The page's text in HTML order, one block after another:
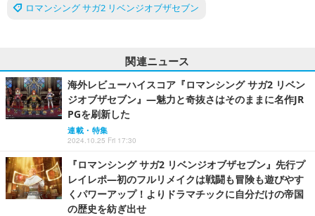
ロマンシング サガ2 リベンジオブザセブン
関連ニュース
海外レビューハイスコア『ロマンシング サガ2 リベン
ジオブザセブン』―魅力と奇抜さはそのままに名作JR
PGを刷新した
連載・特集
2024.10.25 Fri 17:30
『ロマンシング サガ2 リベンジオブザセブン』先行プ
レイレポ―初のフルリメイクは戦闘も冒険も遊びやす
くパワーアップ！よりドラマチックに自分だけの帝国
の歴史を紡ぎ出せ